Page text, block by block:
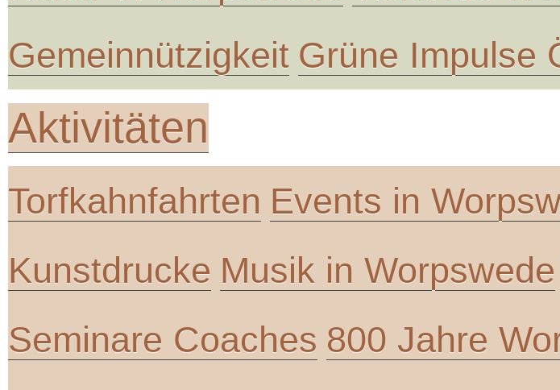
Gemeinnützigkeit Grüne Impulse
Aktivitäten
Torfkahnfahrten Events in
Kunstdrucke Musik in Worpswede
Seminare Coaches 800 Jahre